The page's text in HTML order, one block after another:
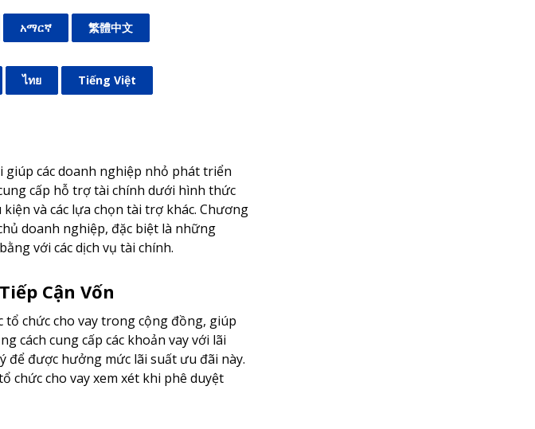
አማርኛ 繁體中文
ไทย Tiếng Việt
các doanh nghiệp nhỏ phát triển
cấp hỗ trợ tài chính dưới hình thức
và các lựa chọn tài trợ khác. Chương
doanh nghiệp, đặc biệt là những
với các dịch vụ tài chính.
Cận Vốn
chức cho vay trong cộng đồng, giúp
cách cung cấp các khoản vay với lãi
để được hưởng mức lãi suất ưu đãi này.
chức cho vay xem xét khi phê duyệt